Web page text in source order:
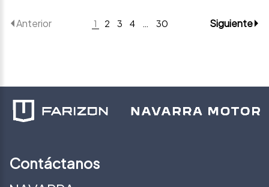
Anterior 1 2 3 4 30 Siguiente
Contáctanos